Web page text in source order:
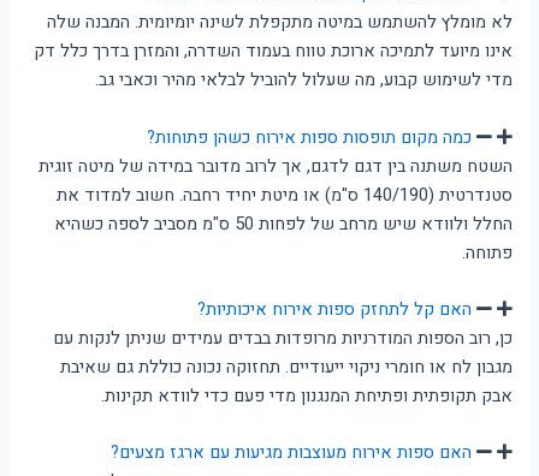
לא מומלץ להשתמש במיטה מתקפלת לשינה יומיומית. המבנה שלה
אינו מיועד לתמיכה ארוכת טווח בעמוד השדרה, והמזרן בדרך כלל דק
מדי לשימוש קבוע, מה שעלול להוביל לבלאי מהיר וכאבי גב.
כמה מקום תופסות ספות אירוח כשהן פתוחות?
השטח משתנה בין דגם לדגם, אך לרוב מדובר במידה של מיטה זוגית
סטנדרטית (140/190 ס"מ) או מיטת יחיד רחבה. חשוב למדוד את
החלל ולוודא שיש מרחב של לפחות 50 ס"מ מסביב לספה כשהיא
פתוחה.
האם קל לתחזק ספות אירוח איכותיות?
כן, רוב הספות המודרניות מרופדות בבדים עמידים שניתן לנקות עם
מגבון לח או חומרי ניקוי ייעודיים. תחזוקה נכונה כוללת גם שאיבת
אבק תקופתית ופתיחת המנגנון מדי פעם כדי לוודא תקינות.
האם ספות אירוח מעוצבות מגיעות עם ארגז מצעים?